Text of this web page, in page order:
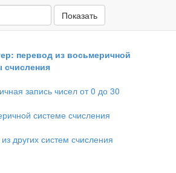
Показать
перевод из восьмеричной
счисления
запись чисел от 0 до 30
системе счисления
других систем счисления